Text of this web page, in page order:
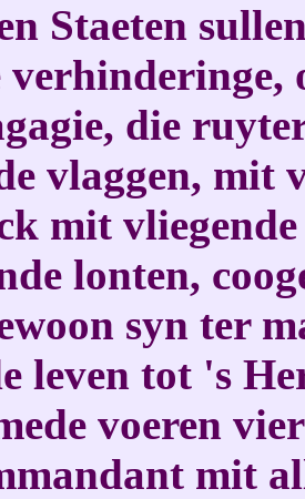
Staeten
verhinderinge,
die
vlaggen, mit
mit
lonten,
syn ter
leven tot 's
voeren
mit